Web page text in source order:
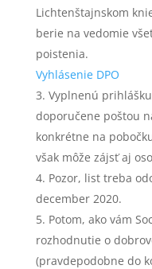
Lichtenštajnskom
berie na vedomie
poistenia.
Vyhlásenie DPO
Vyplnenú
doporučene poštou
konkrétne na
však môže zájsť aj
Pozor, list treba
december 2020.
Potom, ako vám
rozhodnutie o
(pravdepodobne do